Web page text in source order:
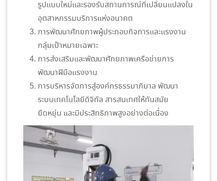
รูปแบบใหม่และรองรับสถานการณ์ที่เปลี่ยนแปลงใน
อุตสาหกรรมบริการแห่งอนาคต
การพัฒนาศักยภาพผู้ประกอบกิจการและแรงงาน
กลุ่มเป้าหมายเฉพาะ
การส่งเสริมและพัฒนาศักยภาพเครือข่ายการ
พัฒนาฝีมือแรงงาน
การบริหารจัดการสู่องค์กรธรรมาภิบาล พัฒนา
ระบบเทคโนโลยีดิจิทัล สารสนเทศให้ทันสมัย
ยืดหยุ่น และมีประสิทธิภาพสูงอย่างต่อเนื่อง